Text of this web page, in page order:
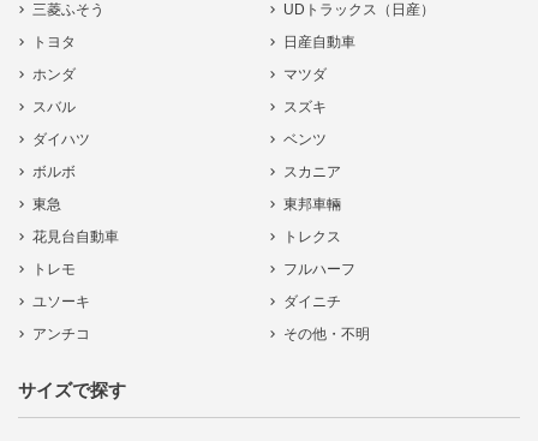
三菱ふそう
UDトラックス（日産）
トヨタ
日産自動車
ホンダ
マツダ
スバル
スズキ
ダイハツ
ベンツ
ボルボ
スカニア
東急
東邦車輛
花見台自動車
トレクス
トレモ
フルハーフ
ユソーキ
ダイニチ
アンチコ
その他・不明
サイズで探す